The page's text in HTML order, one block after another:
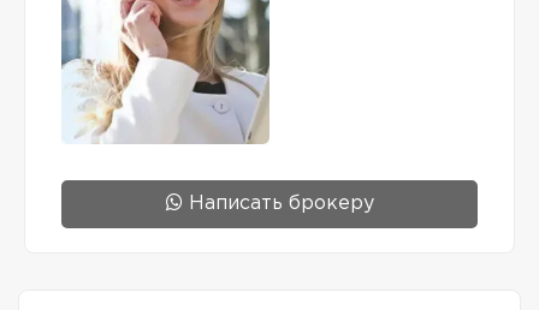
Написать брокеру